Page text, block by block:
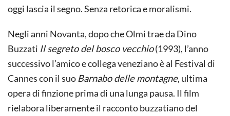
oggi lascia il segno. Senza retorica e moralismi.
Negli anni Novanta, dopo che Olmi trae da Dino
Buzzati Il segreto del bosco vecchio(1993), l’anno
successivo l’amico e collega veneziano è al Festival di
Cannes con il suo Barnabo delle montagne, ultima
opera di finzione prima di una lunga pausa. Il film
rielabora liberamente il racconto buzzatiano del